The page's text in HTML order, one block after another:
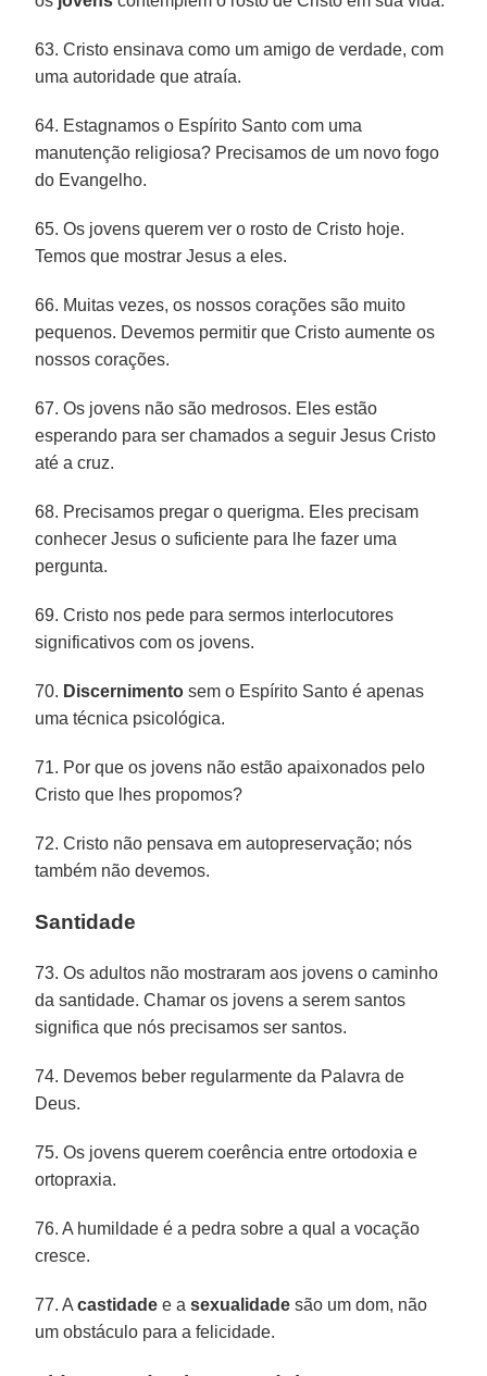
63. Cristo ensinava como um amigo de verdade, com
uma autoridade que atraía.
64. Estagnamos o Espírito Santo com uma
manutenção religiosa? Precisamos de um novo fogo
do Evangelho.
65. Os jovens querem ver o rosto de Cristo hoje.
Temos que mostrar Jesus a eles.
66. Muitas vezes, os nossos corações são muito
pequenos. Devemos permitir que Cristo aumente os
nossos corações.
67. Os jovens não são medrosos. Eles estão
esperando para ser chamados a seguir Jesus Cristo
até a cruz.
68. Precisamos pregar o querigma. Eles precisam
conhecer Jesus o suficiente para lhe fazer uma
pergunta.
69. Cristo nos pede para sermos interlocutores
significativos com os jovens.
70. Discernimento sem o Espírito Santo é apenas
uma técnica psicológica.
71. Por que os jovens não estão apaixonados pelo
Cristo que lhes propomos?
72. Cristo não pensava em autopreservação; nós
também não devemos.
Santidade
73. Os adultos não mostraram aos jovens o caminho
da santidade. Chamar os jovens a serem santos
significa que nós precisamos ser santos.
74. Devemos beber regularmente da Palavra de
Deus.
75. Os jovens querem coerência entre ortodoxia e
ortopraxia.
76. A humildade é a pedra sobre a qual a vocação
cresce.
77. Acastidade e asexualidade são um dom, não
um obstáculo para a felicidade.